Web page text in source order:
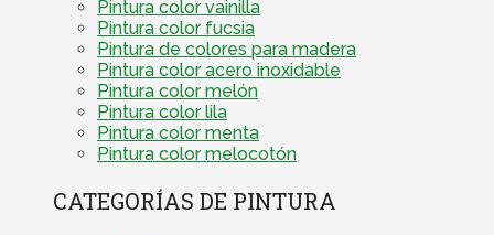
Pintura color vainilla
Pintura color fucsia
Pintura de colores para madera
Pintura color acero inoxidable
Pintura color melón
Pintura color lila
Pintura color menta
Pintura color melocotón
CATEGORÍAS DE PINTURA